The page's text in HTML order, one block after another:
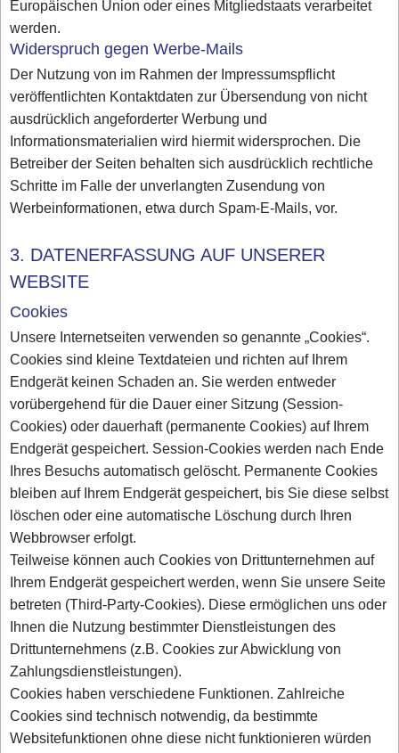
Europäischen Union oder eines Mitgliedstaats verarbeitet
werden.
Widerspruch gegen Werbe-Mails
Der Nutzung von im Rahmen der Impressumspflicht
veröffentlichten Kontaktdaten zur Übersendung von nicht
ausdrücklich angeforderter Werbung und
Informationsmaterialien wird hiermit widersprochen. Die
Betreiber der Seiten behalten sich ausdrücklich rechtliche
Schritte im Falle der unverlangten Zusendung von
Werbeinformationen, etwa durch Spam-E-Mails, vor.
3. DATENERFASSUNG AUF UNSERER
WEBSITE
Cookies
Unsere Internetseiten verwenden so genannte „Cookies“.
Cookies sind kleine Textdateien und richten auf Ihrem
Endgerät keinen Schaden an. Sie werden entweder
vorübergehend für die Dauer einer Sitzung (Session-
Cookies) oder dauerhaft (permanente Cookies) auf Ihrem
Endgerät gespeichert. Session-Cookies werden nach Ende
Ihres Besuchs automatisch gelöscht. Permanente Cookies
bleiben auf Ihrem Endgerät gespeichert, bis Sie diese selbst
löschen oder eine automatische Löschung durch Ihren
Webbrowser erfolgt.
Teilweise können auch Cookies von Drittunternehmen auf
Ihrem Endgerät gespeichert werden, wenn Sie unsere Seite
betreten (Third-Party-Cookies). Diese ermöglichen uns oder
Ihnen die Nutzung bestimmter Dienstleistungen des
Drittunternehmens (z.B. Cookies zur Abwicklung von
Zahlungsdienstleistungen).
Cookies haben verschiedene Funktionen. Zahlreiche
Cookies sind technisch notwendig, da bestimmte
Websitefunktionen ohne diese nicht funktionieren würden